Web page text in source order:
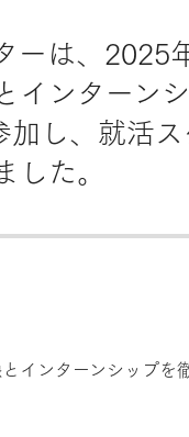
ーは、
インターン
し、就活
た。
インターンシップを